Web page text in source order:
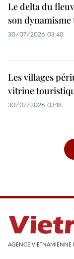
Le delta du
son
30/07/2026 03:40
Les villages
vitrine
30/07/2026 03:18
AGENCE VIETNAMIENNE